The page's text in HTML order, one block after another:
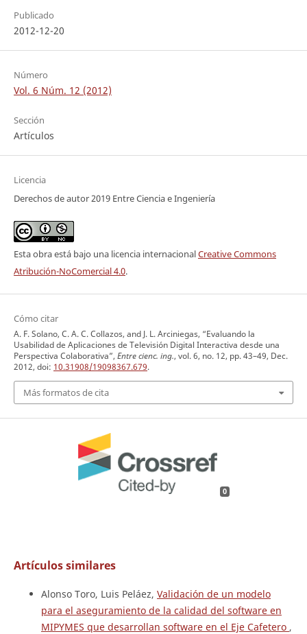
Publicado
2012-12-20
Número
Vol. 6 Núm. 12 (2012)
Sección
Artículos
Licencia
Derechos de autor 2019 Entre Ciencia e Ingeniería
Esta obra está bajo una licencia internacionalCreative Commons
Atribución-NoComercial 4.0.
Cómo citar
A. F. Solano, C. A. C. Collazos, and J. L. Arciniegas, “Evaluando la
Usabilidad de Aplicaciones de Televisión Digital Interactiva desde una
Perspectiva Colaborativa”, Entre cienc. ing., vol. 6, no. 12, pp. 43–49, Dec.
2012, doi: 10.31908/19098367.679.
Más formatos de cita
0
Artículos similares
Alonso Toro, Luis Peláez, Validación de un modelo
para el aseguramiento de la calidad del software en
MIPYMES que desarrollan software en el Eje Cafetero ,